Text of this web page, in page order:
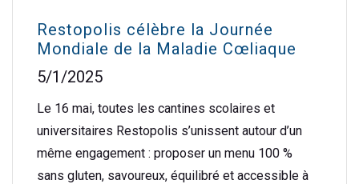
Restopolis célèbre la Journée
Mondiale de la Maladie Cœliaque
5/1/2025
Le 16 mai, toutes les cantines scolaires et
universitaires Restopolis s’unissent autour d’un
même engagement : proposer un menu 100 %
sans gluten, savoureux, équilibré et accessible à